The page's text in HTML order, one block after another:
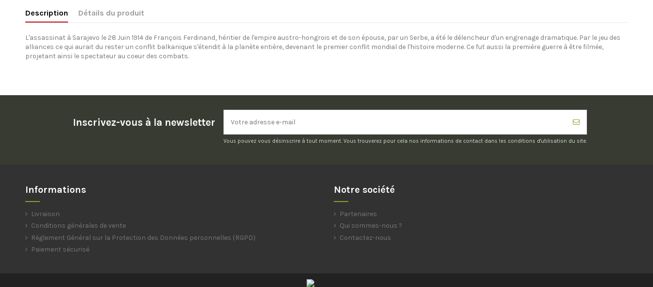
Description Détails du produit
L'assassinat à Sarajevo le 28 Juin 1914 de François Ferdinand, héritier de l'empire austro-hongrois et de son épouse, par un Serbe, a été le délencheur d'un engrenage dramatique. Par le jeu des
alliances ce qui aurait du rester un conflit balkanique s'étendit à la planète entière, devenant le premier conflit mondial de l'histoire moderne. Ce fut aussi la première guerre à être filmée,
projetant ainsi le spectateur au coeur des combats.
Inscrivez-vous à la newsletter
Vous pouvez vous désinscrire à tout moment. Vous trouverez pour cela nos informations de contact dans les conditions d'utilisation du site.
Informations
Livraison
Conditions générales de vente
Réglement Général sur la Protection des Données personnelles (RGPD)
Paiement sécurisé
Notre société
Partenaires
Qui sommes-nous ?
Contactez-nous